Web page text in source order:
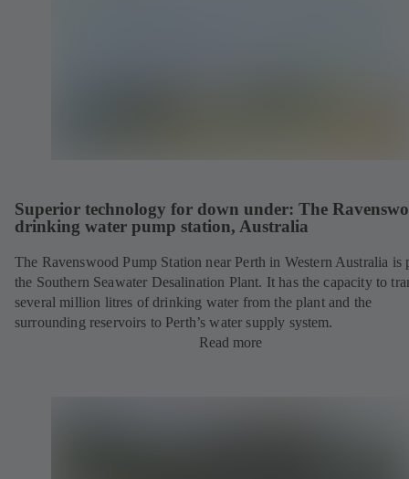
Superior technology for down under: The
drinking water pump station, Australia
The Ravenswood Pump Station near Perth in Western Australia is
the Southern Seawater Desalination Plant. It has the capacity to
several million litres of drinking water from the plant and the
surrounding reservoirs to Perth’s water supply system.
Read more